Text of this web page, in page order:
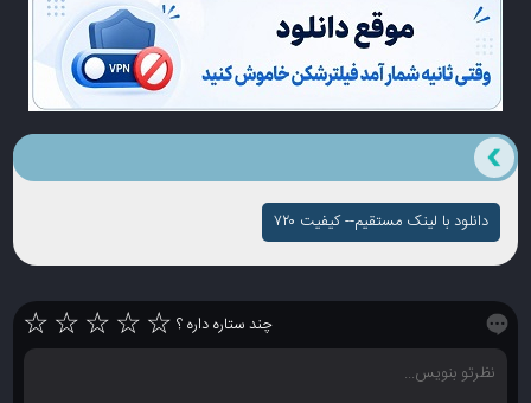
دانلود با لینک مستقیم-- کیفیت ۷۲۰
چند ستاره داره ؟ ☆
☆
☆
☆
☆